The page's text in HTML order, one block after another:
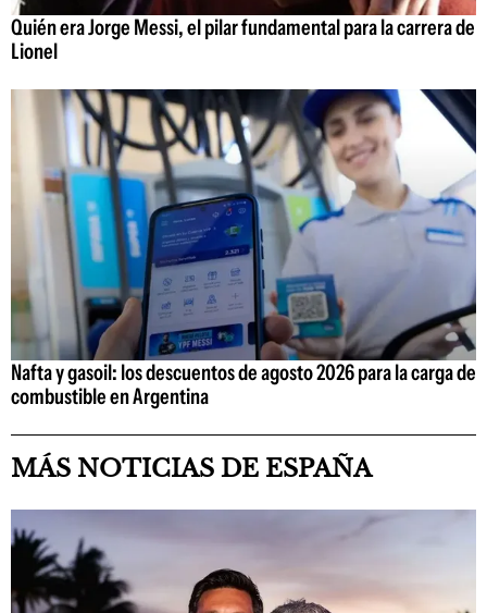
Quién era Jorge Messi, el pilar fundamental para la carrera de
Lionel
Nafta y gasoil: los descuentos de agosto 2026 para la carga de
combustible en Argentina
MÁS NOTICIAS DE ESPAÑA